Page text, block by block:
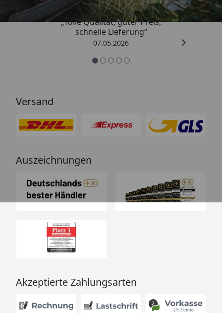
„Tolle Qualität, guter Preis,
schnelle Lieferung“
07.05.2026
Versand
Auszeichnungen
Akzeptierte Zahlungsarten